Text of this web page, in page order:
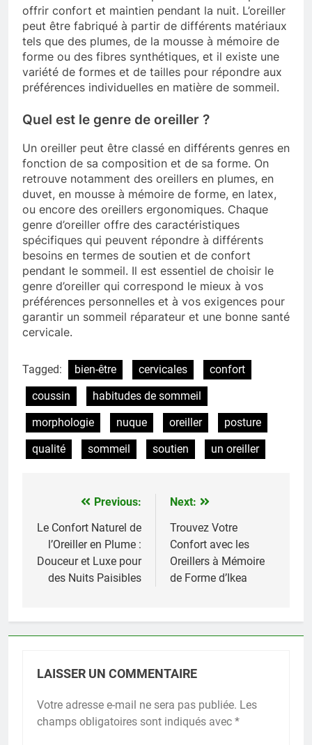
offrir confort et maintien pendant la nuit. L’oreiller
peut être fabriqué à partir de différents matériaux
tels que des plumes, de la mousse à mémoire de
forme ou des fibres synthétiques, et il existe une
variété de formes et de tailles pour répondre aux
préférences individuelles en matière de sommeil.
Quel est le genre de oreiller ?
Un oreiller peut être classé en différents genres en
fonction de sa composition et de sa forme. On
retrouve notamment des oreillers en plumes, en
duvet, en mousse à mémoire de forme, en latex,
ou encore des oreillers ergonomiques. Chaque
genre d’oreiller offre des caractéristiques
spécifiques qui peuvent répondre à différents
besoins en termes de soutien et de confort
pendant le sommeil. Il est essentiel de choisir le
genre d’oreiller qui correspond le mieux à vos
préférences personnelles et à vos exigences pour
garantir un sommeil réparateur et une bonne santé
cervicale.
Tagged: bien-être cervicales
confort
coussin
habitudes de sommeil
morphologie
nuque oreiller
posture
qualité
sommeil soutien un oreiller
Navigation
de
l’article
Previous:
Le Confort Naturel de
l’Oreiller en Plume :
Douceur et Luxe pour
des Nuits Paisibles
Next:
Trouvez Votre
Confort avec les
Oreillers à Mémoire
de Forme d’Ikea
LAISSER UN COMMENTAIRE
Votre adresse e-mail ne sera pas publiée. Les
champs obligatoires sont indiqués avec *